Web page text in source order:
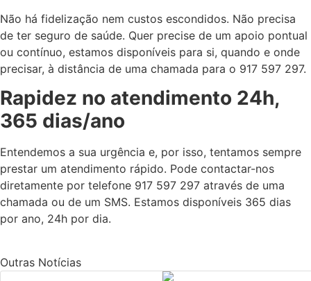
Não há fidelização nem custos escondidos. Não precisa
de ter seguro de saúde. Quer precise de um apoio pontual
ou contínuo, estamos disponíveis para si, quando e onde
precisar, à distância de uma chamada para o 917 597 297.
Rapidez no atendimento 24h,
365 dias/ano
Entendemos a sua urgência e, por isso, tentamos sempre
prestar um atendimento rápido. Pode contactar-nos
diretamente por telefone 917 597 297 através de uma
chamada ou de um SMS. Estamos disponíveis 365 dias
por ano, 24h por dia.
Outras Notícias